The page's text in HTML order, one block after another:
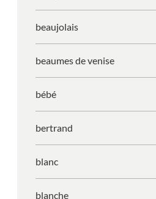
beaujolais
beaumes de venise
bébé
bertrand
blanc
blanche